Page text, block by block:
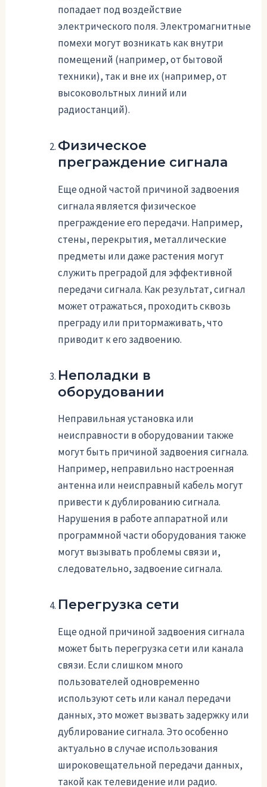
попадает под воздействие
электрического поля. Электромагнитные
помехи могут возникать как внутри
помещений (например, от бытовой
техники), так и вне их (например, от
высоковольтных линий или
радиостанций).
Физическое
преграждение сигнала
Еще одной частой причиной задвоения
сигнала является физическое
преграждение его передачи. Например,
стены, перекрытия, металлические
предметы или даже растения могут
служить преградой для эффективной
передачи сигнала. Как результат, сигнал
может отражаться, проходить сквозь
преграду или притормаживать, что
приводит к его задвоению.
Неполадки в
оборудовании
Неправильная установка или
неисправности в оборудовании также
могут быть причиной задвоения сигнала.
Например, неправильно настроенная
антенна или неисправный кабель могут
привести к дублированию сигнала.
Нарушения в работе аппаратной или
программной части оборудования также
могут вызывать проблемы связи и,
следовательно, задвоение сигнала.
Перегрузка сети
Еще одной причиной задвоения сигнала
может быть перегрузка сети или канала
связи. Если слишком много
пользователей одновременно
используют сеть или канал передачи
данных, это может вызвать задержку или
дублирование сигнала. Это особенно
актуально в случае использования
широковещательной передачи данных,
такой как телевидение или радио.